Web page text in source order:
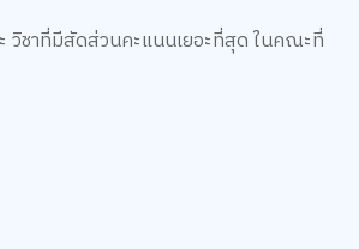
วิชาที่มีสัดส่วนคะแนนเยอะที่สุด ในคณะที่